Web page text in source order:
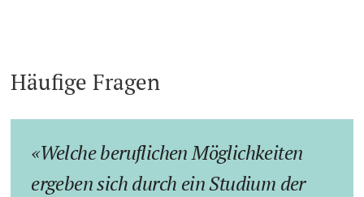
Häufige Fragen
Welche beruflichen Möglichkeiten
ergeben sich durch ein Studium der